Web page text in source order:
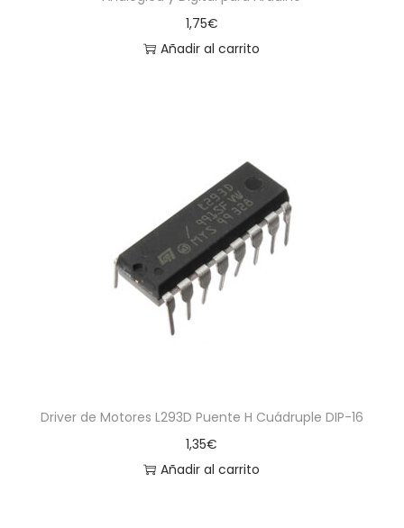
1,75€
Añadir al carrito
Driver de Motores L293D Puente H Cuádruple DIP-16
1,35€
Añadir al carrito